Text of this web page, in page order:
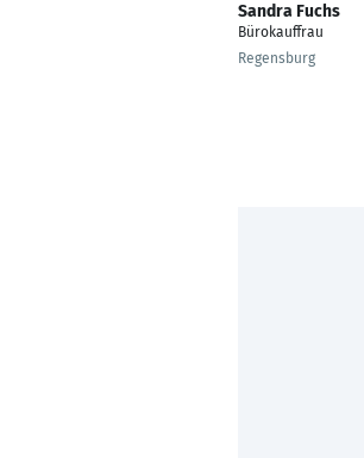
Sandra Fuchs
Bürokauffrau
Regensburg